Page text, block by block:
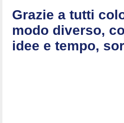
Grazie a tutti
modo diverso,
idee e tempo,